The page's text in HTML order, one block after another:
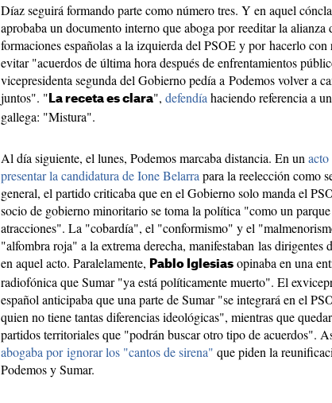
Díaz seguirá formando parte como número tres. Y en aquel
aprobaba un documento interno que aboga por reeditar la alianza
formaciones españolas a la izquierda del PSOE y por hacerlo con
evitar "acuerdos de última hora después de enfrentamientos
vicepresidenta segunda del Gobierno pedía a Podemos volver a
juntos". " La receta es clara", defendía haciendo referencia a
gallega: "Mistura".
Al día siguiente, el lunes, Podemos marcaba distancia. En un acto
presentar la candidatura de Ione Belarra para la reelección como
general, el partido criticaba que en el Gobierno solo manda el
socio de gobierno minoritario se toma la política "como un
atracciones". La "cobardía", el "conformismo" y el
"alfombra roja" a la extrema derecha, manifestaban las dirigentes
en aquel acto. Paralelamente, Pablo Iglesias opinaba en una
radiofónica que Sumar "ya está políticamente muerto". El
español anticipaba que una parte de Sumar "se integrará en el
quien no tiene tantas diferencias ideológicas", mientras que
partidos territoriales que "podrán buscar otro tipo de acuerdos".
abogaba por ignorar los "cantos de sirena" que piden la
Podemos y Sumar.